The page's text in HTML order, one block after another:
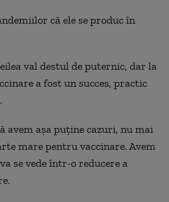
că ele se produc în
val destul de puternic, dar la
a fost un succes, practic
avem așa puține cazuri, nu mai
mare pentru vaccinare. Avem
se vede într-o reducere a